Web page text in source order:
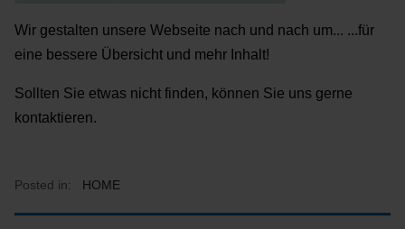
Wir gestalten unsere Webseite nach und nach um... ...für
eine bessere Übersicht und mehr Inhalt!
Sollten Sie etwas nicht finden, können Sie uns gerne
kontaktieren.
Posted in: HOME